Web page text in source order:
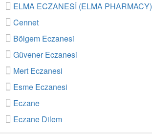
ELMA ECZANESİ (ELMA PHARMACY)
Cennet
Bölgem Eczanesi
Güvener Eczanesi
Mert Eczanesi
Esme Eczanesi
Eczane
Eczane Dilem